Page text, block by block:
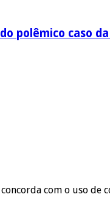
polêmico caso
com o uso de